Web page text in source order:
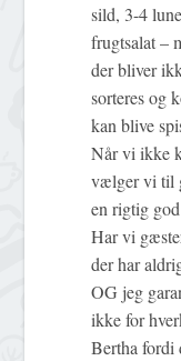
sild, 3-4
frugtsalat –
der bliver
sorteres og
kan blive
Når vi ikke
vælger vi til
en rigtig
Har vi
der har
OG jeg
ikke for
Bertha fordi